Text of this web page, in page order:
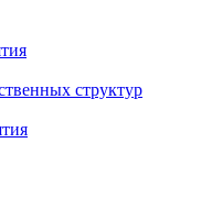
структур